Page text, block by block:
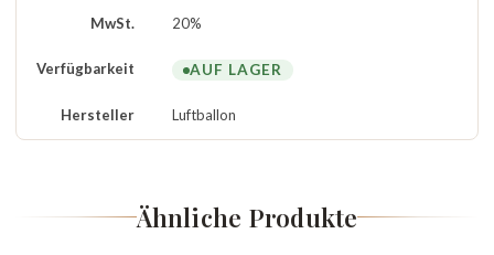
MwSt. 20%
Verfügbarkeit AUF LAGER
Hersteller Luftballon
Ähnliche Produkte